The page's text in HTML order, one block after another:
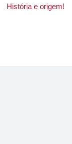
História e origem!